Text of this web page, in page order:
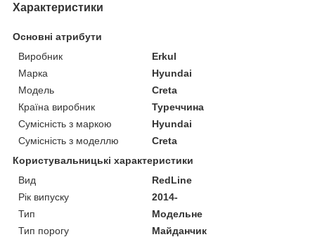
Характеристики
Основні атрибути
Виробник
Erkul
Марка
Hyundai
Модель
Creta
Країна виробник
Туреччина
Сумісність з маркою
Hyundai
Сумісність з моделлю
Creta
Користувальницькі характеристики
Вид
RedLine
Рік випуску
2014-
Тип
Модельне
Тип порогу
Майданчик